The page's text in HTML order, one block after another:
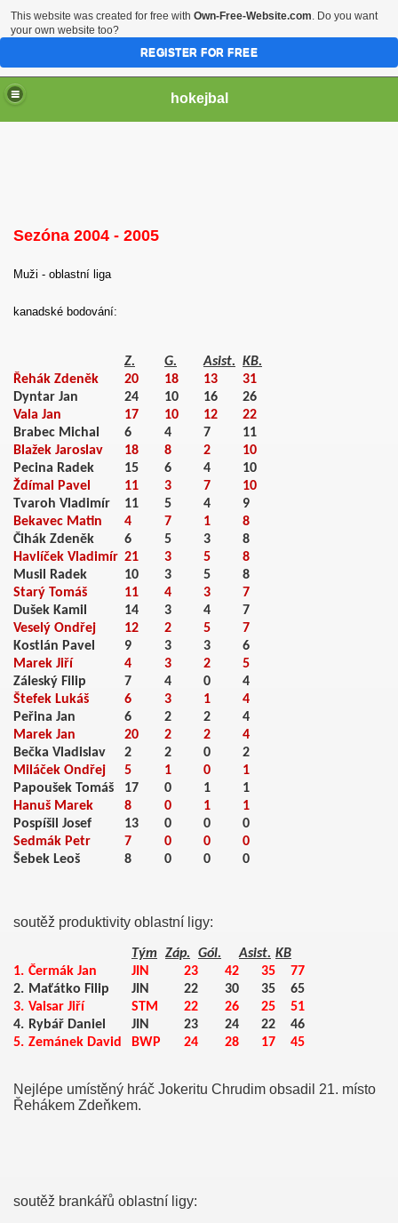
hokejbal
Sezóna 2004 - 2005
Muži - oblastní liga
kanadské bodování:
Z. G. Asist. KB.
Řehák Zdeněk
20 18 13
31
Dyntar Jan
24 10 16
26
Vala Jan
17 10 12
22
Brabec Michal
6 4 7
11
Blažek Jaroslav
18 8 2
10
Pecina Radek
15 6 4
10
Ždímal Pavel
11 3 7
10
Tvaroh Vladimír
11 5 4
9
Bekavec Matin
4 7 1
8
Čihák Zdeněk
6 5 3
8
Havlíček Vladimír 21 3 5
8
Musil Radek
10 3 5
8
Starý Tomáš
11 4 3
7
Dušek Kamil
14 3 4
7
Veselý Ondřej
12 2 5
7
Kostlán Pavel
9 3 3
6
Marek Jiří
4 3 2
5
Záleský Filip
7 4 0
4
Štefek Lukáš
6 3 1
4
Peřina Jan
6 2 2
4
Marek Jan
20 2 2
4
Bečka Vladislav
2 2 0
2
Miláček Ondřej
5 1 0
1
Papoušek Tomáš
17 0 1
1
Hanuš Marek
8 0 1
1
Pospíšil Josef
13 0 0
0
Sedmák Petr
7 0 0
0
Šebek Leoš
8 0 0 0
soutěž produktivity oblastní ligy:
Tým Záp. Gól. Asist. KB
1. Čermák Jan JIN 23 42 35
77
2. Maťátko Filip JIN 22 30 35
65
3. Vaisar Jiří STM 22 26 25
51
4. Rybář Daniel JIN 23 24 22
46
5. Zemánek David BWP 24 28 17 45
Nejlépe umístěný hráč Jokeritu Chrudim obsadil 21. místo
Řehákem Zdeňkem.
soutěž brankářů oblastní ligy:
This website was created for free with Own-Free-Website.com. Do you want
your own website too?
REGISTER FOR FREE